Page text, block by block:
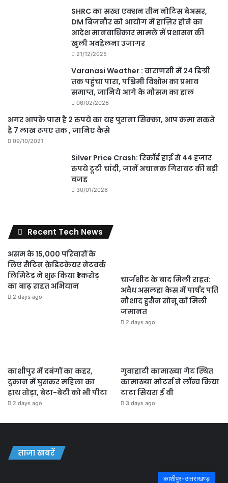
SHRC का सख्त एक्शन तीन नोटिस बेअसर,
DM बिजनौर को आयोग में हाज़िर होने का
आदेश मानवाधिकार मामले में प्रशासन की
खुली अवहेलना उजागर
21/12/2025
Varanasi Weather : वाराणसी में 24 डिग्री
तक पहुंचा पारा, पश्चिमी विक्षोभ का प्रभाव
समाप्त, जानिये आगे के मौसम का हाल
06/02/2026
अगर आपके पास है 2 रुपये का यह पुराना सिक्का, आप कमा सकते
है 7 लाख रूपए तक , जानिए कैसे
09/10/2021
Silver Price Crash: रिकॉर्ड हाई से 44 हजार
रुपये टूटी चांदी, जानें अचानक गिरावट की बड़ी
वजह
30/01/2026
Recent Tech News
असम के 15,000 परिवारों के
लिए सैटिन क्रेडिटकेयर नेटवर्क
लिमिटेड ने शुरू किया ₹1 करोड़
का बाढ़ राहत अभियान
2 days ago
चार्जशीट के बाद मिली राहत:
अवैध असलहा केस में पार्षद पति
नौशाद हुसैन सोनू कों मिली
जमानत
2 days ago
काशीपुर में दबंगों का कहर,
दुकान में घुसकर महिला का
हाथ तोड़ा, बेटा-बेटी को भी पीटा
2 days ago
गुवाहाटी कामाख्या गेट स्थित
कामाख्या मोटर्स ने लॉन्च किया
टाटा सियरा ई वी
3 days ago
ताजा खबरें
काशीपुर-उत्तराखण्ड़